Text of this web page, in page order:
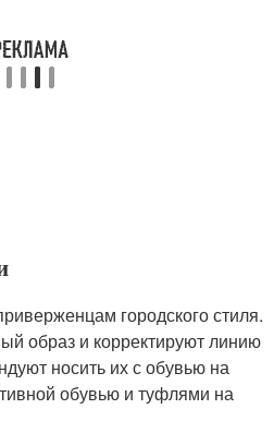
городского стиля.
образ и корректируют линию
носить их с обувью на
обувью и туфлями на